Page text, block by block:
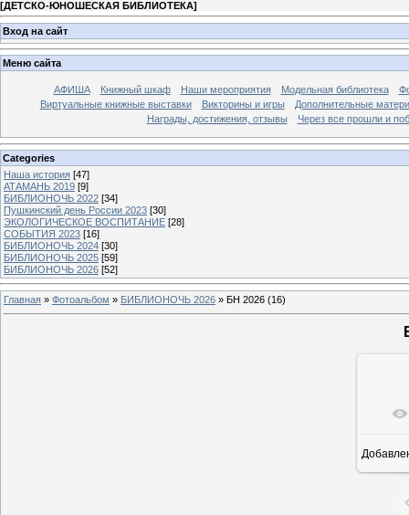
[ДЕТСКО-ЮНОШЕСКАЯ БИБЛИОТЕКА]
Вход на сайт
Меню сайта
АФИША Книжный шкаф Наши мероприятия Модельная библиотека
Виртуальные книжные выставки
Викторины и игры
Дополнительные
Награды, достижения, отзывы
Через все прошли и
Categories
Наша история [47]
АТАМАНЬ 2019 [9]
БИБЛИОНОЧЬ 2022 [34]
Пушкинский день России 2023 [30]
ЭКОЛОГИЧЕСКОЕ ВОСПИТАНИЕ [28]
СОБЫТИЯ 2023 [16]
БИБЛИОНОЧЬ 2024 [30]
БИБЛИОНОЧЬ 2025 [59]
БИБЛИОНОЧЬ 2026 [52]
Главная » Фотоальбом » БИБЛИОНОЧЬ 2026 » БН 2026 (16)